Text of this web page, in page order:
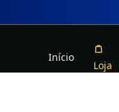
Início
Loja